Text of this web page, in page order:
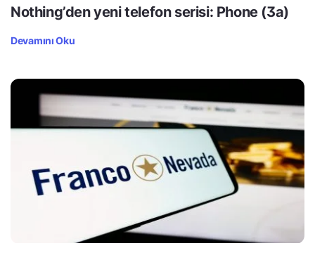
Nothing’den yeni telefon serisi: Phone (3a)
Devamını Oku